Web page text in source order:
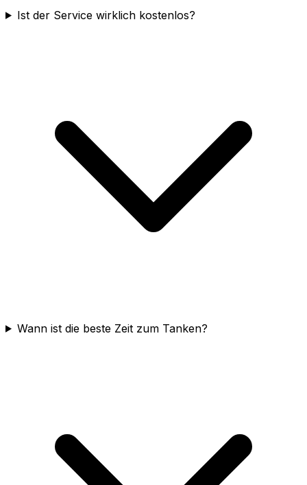
Ist der Service wirklich kostenlos?
Wann ist die beste Zeit zum Tanken?